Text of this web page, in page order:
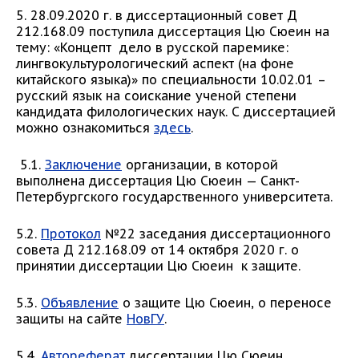
5. 28.09.2020 г. в диссертационный совет Д
212.168.09 поступила диссертация Цю Сюеин на
тему: «Концепт дело в русской паремике:
лингвокультурологический аспект (на фоне
китайского языка)» по специальности 10.02.01 –
русский язык на соискание ученой степени
кандидата филологических наук. С диссертацией
можно ознакомиться здесь.
5.1. Заключение организации, в которой
выполнена диссертация Цю Сюеин — Санкт-
Петербургского государственного университета.
5.2. Протокол №22 заседания диссертационного
совета Д 212.168.09 от 14 октября 2020 г. о
принятии диссертации Цю Сюеин к защите.
5.3. Объявление о защите Цю Сюеин, о переносе
защиты на сайте НовГУ.